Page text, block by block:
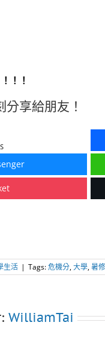
！！
享給朋友！
生活 | Tags:危機分,大學,暑修
WilliamTai